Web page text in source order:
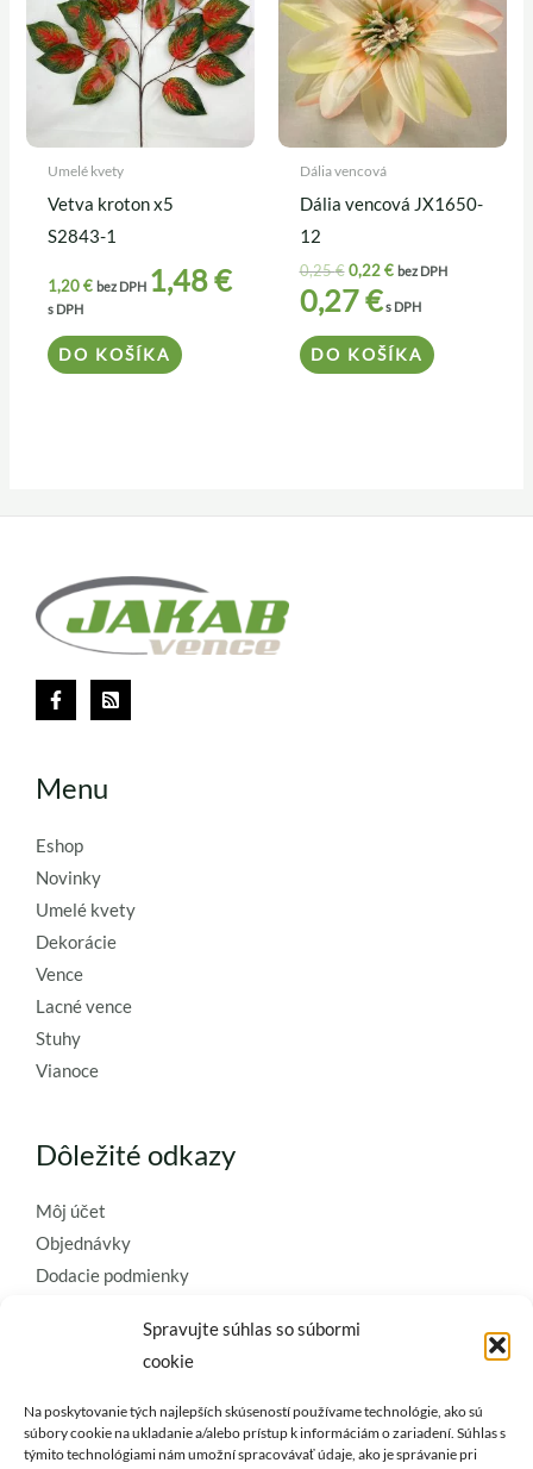
Spravujte súhlas so súbormi
cookie
Na poskytovanie tých najlepších skúseností používame technológie, ako sú
súbory cookie na ukladanie a/alebo prístup k informáciám o zariadení. Súhlas s
týmito technológiami nám umožní spracovávať údaje, ako je správanie pri
Umelé kvety
Vetva kroton x5
S2843-1
1,20€ bez DPH 1,48€
s DPH
DO KOŠÍKA
Dália vencová
Dália vencová JX1650-
12
0,25€ 0,22€ bez DPH
0,27€s DPH
DO KOŠÍKA
Menu
Eshop
Novinky
Umelé kvety
Dekorácie
Vence
Lacné vence
Stuhy
Vianoce
Dôležité odkazy
Môj účet
Objednávky
Dodacie podmienky
Ochrana osobných údajov
Zásady používania súborov cookie
Kontaktujte nás a požiadajte o
najkvalitnejšie umelé kvety a